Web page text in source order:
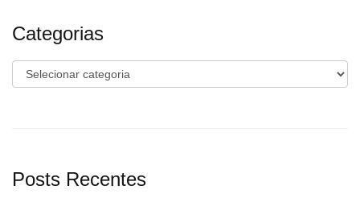
Categorias
Categorias
Posts Recentes